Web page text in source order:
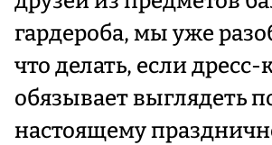
гардероба, мы уже
что делать, если дресс-
обязывает выглядеть
настоящему